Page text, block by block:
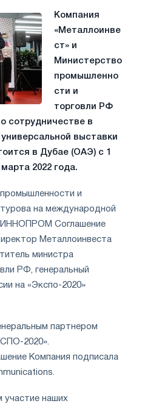
Компания
«Металлоинве
ст» и
Министерство
промышленно
сти и
торговли РФ
сотрудничестве в
выставки
в Дубае (ОАЭ) с 1
2022 года.
и
на международной
ИННОПРОМ Соглашение
Металлоинвеста
министра
РФ, генеральный
на «Экспо-2020»
партнером
2020».
Компания подписала
участие наших